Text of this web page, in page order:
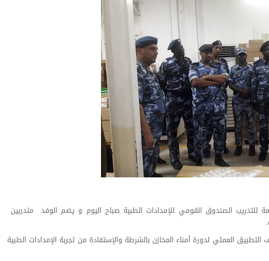
للتدريب الصندوق القومي للإمدادات الطبية صباح اليوم و يضم الوفد متدربين
العملي لدورة أمناء المخازن بالشرطة والإستفادة من تجربة الإمدادات الطبية